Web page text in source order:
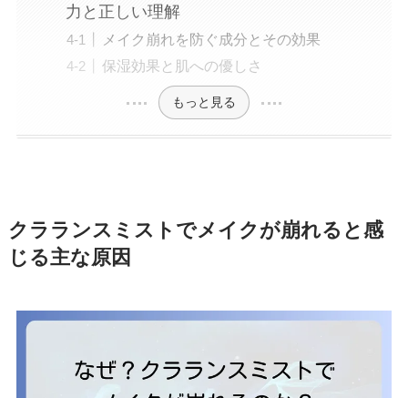
力と正しい理解
メイク崩れを防ぐ成分とその効果
保湿効果と肌への優しさ
もっと見る
クラランスミストでメイクが崩れると感
じる主な原因